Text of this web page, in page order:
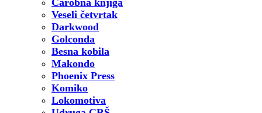
Veseli četvrtak
Darkwood
Golconda
Besna kobila
Makondo
Phoenix Press
Komiko
Lokomotiva